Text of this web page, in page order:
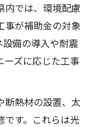
内では、環境配慮
事が補助金の対象
設備の導入や耐震
ーズに応じた工事
断熱材の設置、太
です。これらは光